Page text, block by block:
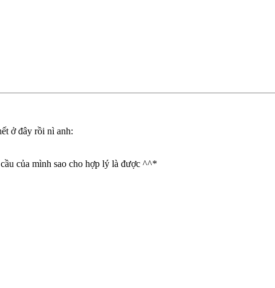
ở đây rồi nì anh:
của mình sao cho hợp lý là được ^^*